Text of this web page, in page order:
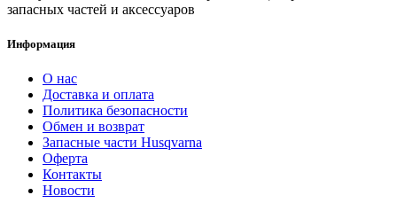
запасных частей и аксессуаров
Информация
О нас
Доставка и оплата
Политика безопасности
Обмен и возврат
Запасные части Husqvarna
Оферта
Контакты
Новости